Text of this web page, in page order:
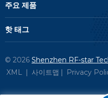
주요 제품
핫 태그
© 2026 Shenzhen RF-star
XML | 사이트맵 | Privacy